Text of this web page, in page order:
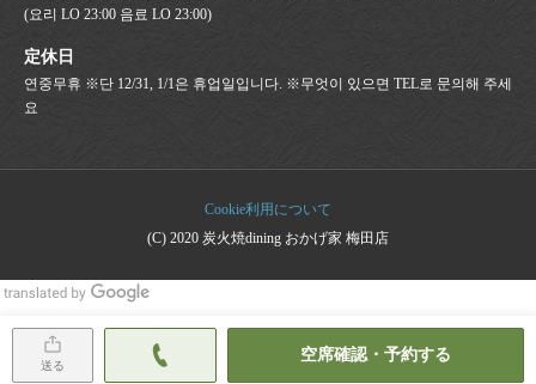
(요리 LO 23:00 음료 LO 23:00)
定休日
연중무휴 ※단 12/31, 1/1은 휴업일입니다. ※무엇이 있으면 TEL로 문의해 주세
요
Cookie利用について
(C) 2020 炭火焼dining おかげ家 梅田店
送る
空席確認・予約する